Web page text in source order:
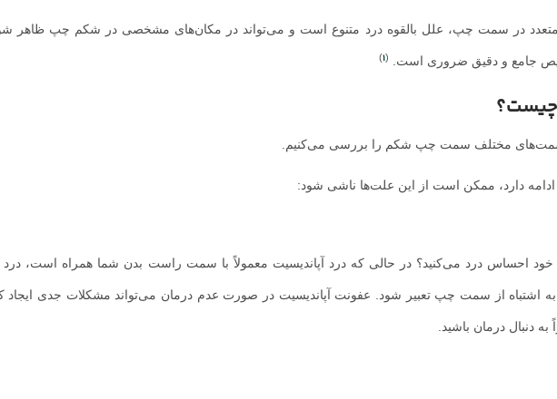
متعدد در سمت چپ، علل بالقوه درد متنوع است و می‌تواند در مکان‌های مشخصی در شکم چپ ظاهر
جامع و دقیق ضروری است. (
1
)
مختلف سمت چپ شکم را بررسی می‌کنیم.
دارد، ممکن است از این علت‌ها ناشی شود:
احساس درد می‌کنید؟ در حالی که درد آپاندیسیت معمولاً با سمت راست بدن شما همراه است، درد
اشتباه از سمت چپ تعبیر شود. عفونت آپاندیسیت در صورت عدم درمان می‌تواند مشکلات جدی ایجاد
دنبال درمان باشید.